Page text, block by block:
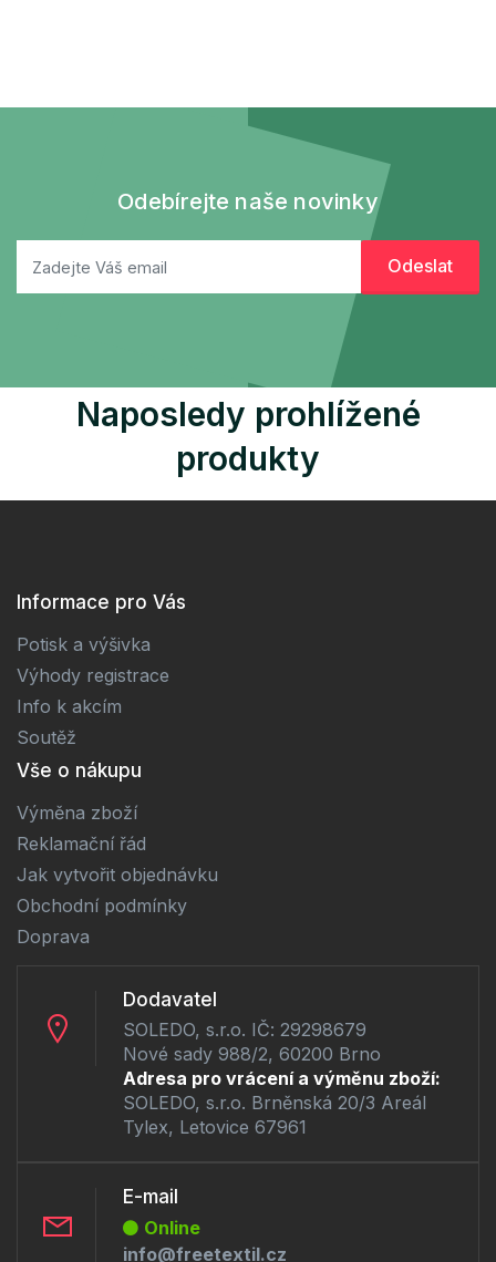
Odebírejte naše novinky
Naposledy prohlížené
produkty
Informace pro Vás
Potisk a výšivka
Výhody registrace
Info k akcím
Soutěž
Vše o nákupu
Výměna zboží
Reklamační řád
Jak vytvořit objednávku
Obchodní podmínky
Doprava
Dodavatel
SOLEDO, s.r.o. IČ: 29298679
Nové sady 988/2, 60200 Brno
Adresa pro vrácení a výměnu zboží:
SOLEDO, s.r.o. Brněnská 20/3 Areál
Tylex, Letovice 67961
E-mail
Online
info@freetextil.cz